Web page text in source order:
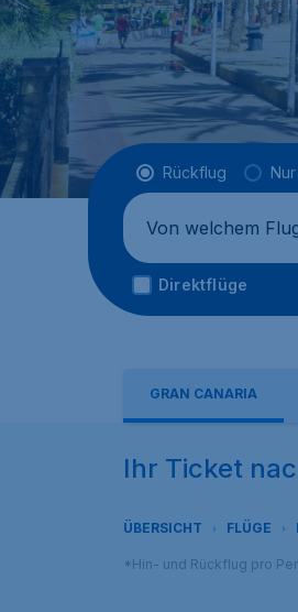
Flugtyp
Rückflug
Abflug von
Direktflüge
GRAN CANARIA
Ihr Ticket
ÜBERSICHT FLÜGE
*Hin- und Rückflug pro